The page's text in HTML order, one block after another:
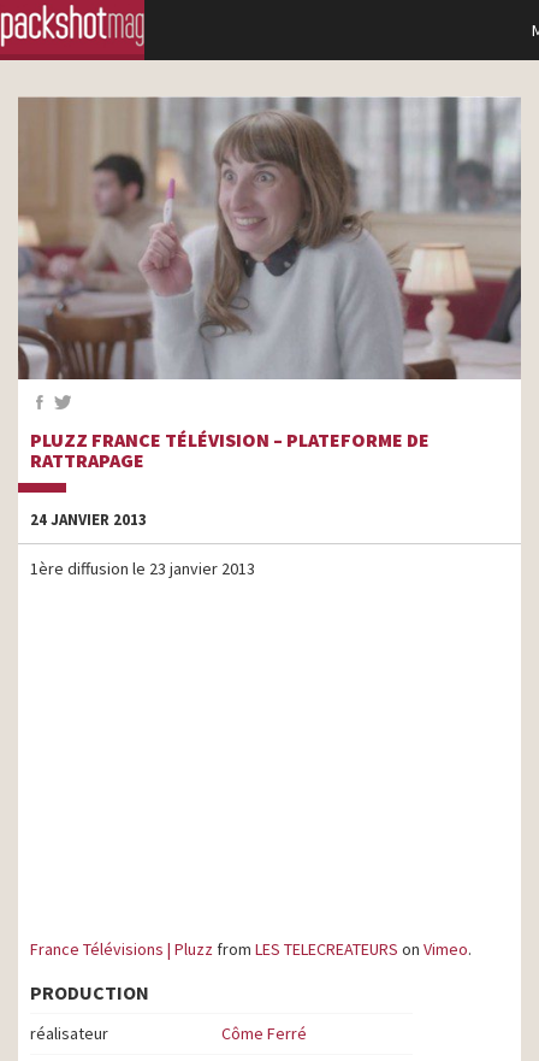
PLUZZ FRANCE TÉLÉVISION – PLATEFORME DE
RATTRAPAGE
24 JANVIER 2013
1ère diffusion le 23 janvier 2013
France Télévisions | Pluzz from LES TELECREATEURS on Vimeo.
PRODUCTION
réalisateur
Côme Ferré